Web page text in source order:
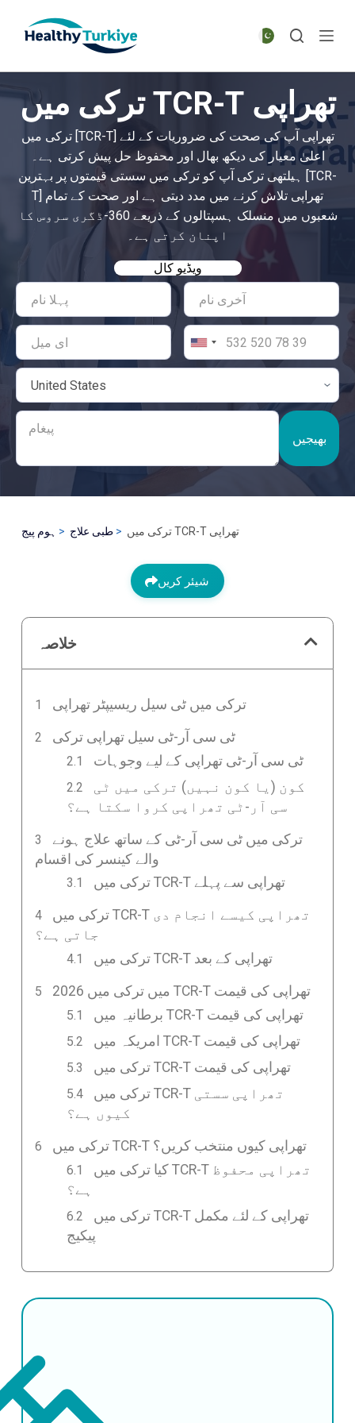
p
t
o
n
e
ترکی میں TCR-T تھراپی
ترکی میں [TCR-T] تھراپی آپ کی صحت کی ضروریات کے لئے
اعلیٰ معیار کی دیکھ بھال اور محفوظ حل پیش کرتی ہے۔
ہیلتھی ترکی آپ کو ترکی میں سستی قیمتوں پر بہترین [TCR-
T] تھراپی تلاش کرنے میں مدد دیتی ہے اور صحت کے تمام
شعبوں میں منسلک ہسپتالوں کے ذریعے 360-ڈگری سروس کا
اپنان کرتی ہے۔
ویڈیو کال
بھیجیں
ہوم پیج طبی علاج ترکی میں TCR-T تھراپی
شیئر کریں
خلاصہ
ترکی میں ٹی سیل ریسیپٹر تھراپی
ٹی سی آر-ٹی سیل تھراپی ترکی
ٹی سی آر-ٹی تھراپی کے لیے وجوہات
کون (یا کون نہیں) ترکی میں ٹی
سی آر-ٹی تھراپی کروا سکتا ہے؟
ترکی میں ٹی سی آر-ٹی کے ساتھ علاج ہونے
والے کینسر کی اقسام
ترکی میں TCR-T تھراپی سے پہلے
ترکی میں TCR-T تھراپی کیسے انجام دی
جاتی ہے؟
ترکی میں TCR-T تھراپی کے بعد
2026 میں ترکی میں TCR-T تھراپی کی قیمت
برطانیہ میں TCR-T تھراپی کی قیمت
امریکہ میں TCR-T تھراپی کی قیمت
ترکی میں TCR-T تھراپی کی قیمت
ترکی میں TCR-T تھراپی سستی
کیوں ہے؟
ترکی میں TCR-T تھراپی کیوں منتخب کریں؟
کیا ترکی میں TCR-T تھراپی محفوظ
ہے؟
ترکی میں TCR-T تھراپی کے لئے مکمل
پیکیج